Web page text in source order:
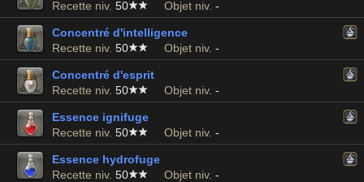
Recette niv. 50 Objet niv. -
Concentré d'intelligence
Recette niv. 50 Objet niv. -
Concentré d'esprit
Recette niv. 50 Objet niv. -
Essence ignifuge
Recette niv. 50 Objet niv. -
Essence hydrofuge
Recette niv. 50 Objet niv. -